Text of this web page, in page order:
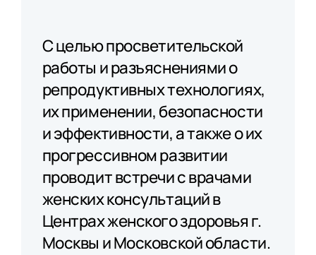
С целью просветительской
работы и разъяснениями о
репродуктивных технологиях,
их применении, безопасности
и эффективности, а также о их
прогрессивном развитии
проводит встречи с врачами
женских консультаций в
Центрах женского здоровья г.
Москвы и Московской области.